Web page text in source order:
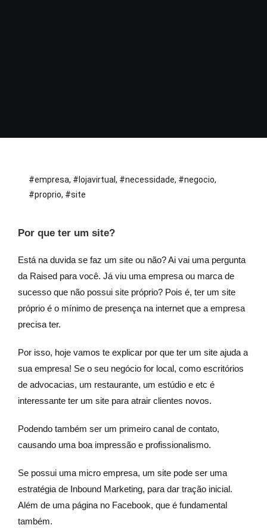
#empresa, #lojavirtual , #necessidade, #negocio,
#proprio, #site
Por que ter um site?
Está na duvida se faz um site ou não? Ai vai uma pergunta
da Raised para você. Já viu uma empresa ou marca de
sucesso que não possui site próprio? Pois é, ter um site
próprio é o mínimo de presença na internet que a empresa
precisa ter.
Por isso, hoje vamos te explicar por que ter um site ajuda a
sua empresa! Se o seu negócio for local, como escritórios
de advocacias, um restaurante, um estúdio e etc é
interessante ter um site para atrair clientes novos.
Podendo também ser um primeiro canal de contato,
causando uma boa impressão e profissionalismo.
Se possui uma micro empresa, um site pode ser uma
estratégia de Inbound Marketing, para dar tração inicial.
Além de uma página no Facebook, que é fundamental
também.